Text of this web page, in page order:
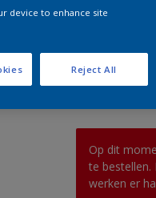
500 ML
Op dit
te bestellen.
werken er
device to enhance site
Reject All